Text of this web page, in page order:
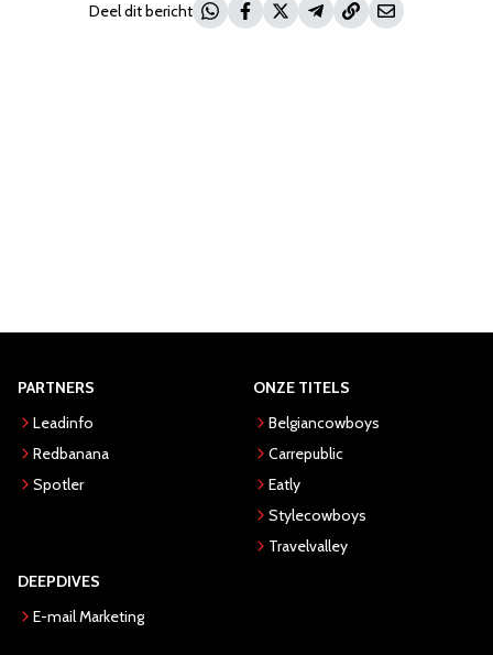
Deel dit bericht
PARTNERS
Leadinfo
Redbanana
Spotler
ONZE TITELS
Belgiancowboys
Carrepublic
Eatly
Stylecowboys
Travelvalley
DEEPDIVES
E-mail Marketing